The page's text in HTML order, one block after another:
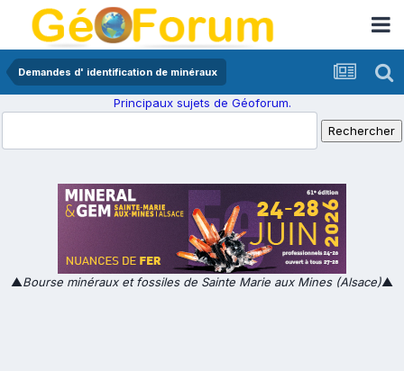
Demandes d' identification de minéraux
Principaux sujets de Géoforum.
▲Bourse minéraux et fossiles de Sainte Marie aux Mines (Alsace)▲